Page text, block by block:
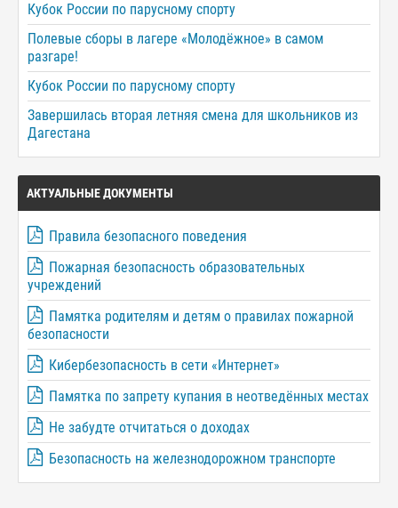
Кубок России по парусному спорту
Полевые сборы в лагере «Молодёжное» в самом
разгаре!
Кубок России по парусному спорту
Завершилась вторая летняя смена для школьников из
Дагестана
АКТУАЛЬНЫЕ ДОКУМЕНТЫ
Правила безопасного поведения
Пожарная безопасность образовательных
учреждений
Памятка родителям и детям о правилах пожарной
безопасности
Кибербезопасность в сети «Интернет»
Памятка по запрету купания в неотведённых местах
Не забудте отчитаться о доходах
Безопасность на железнодорожном транспорте